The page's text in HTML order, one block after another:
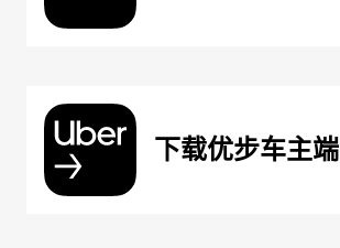
下载优步车主端